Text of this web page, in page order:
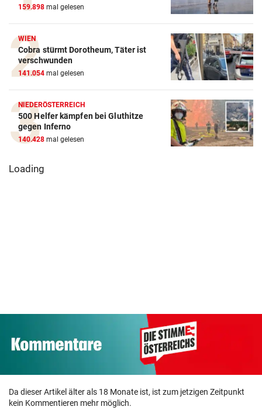
159.898 mal gelesen
WIEN
Cobra stürmt Dorotheum, Täter ist
verschwunden
141.054 mal gelesen
NIEDERÖSTERREICH
500 Helfer kämpfen bei Gluthitze
gegen Inferno
140.428 mal gelesen
Loading
Da dieser Artikel älter als 18 Monate ist, ist zum jetzigen Zeitpunkt
kein Kommentieren mehr möglich.